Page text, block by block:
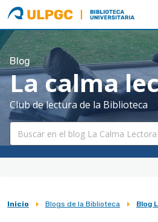
ULPGC
Biblioteca
ULPGC
Blog
La calma
Club de lectura de la Biblioteca
Sobrescribir
Inicio Blogs de la Biblioteca Blog